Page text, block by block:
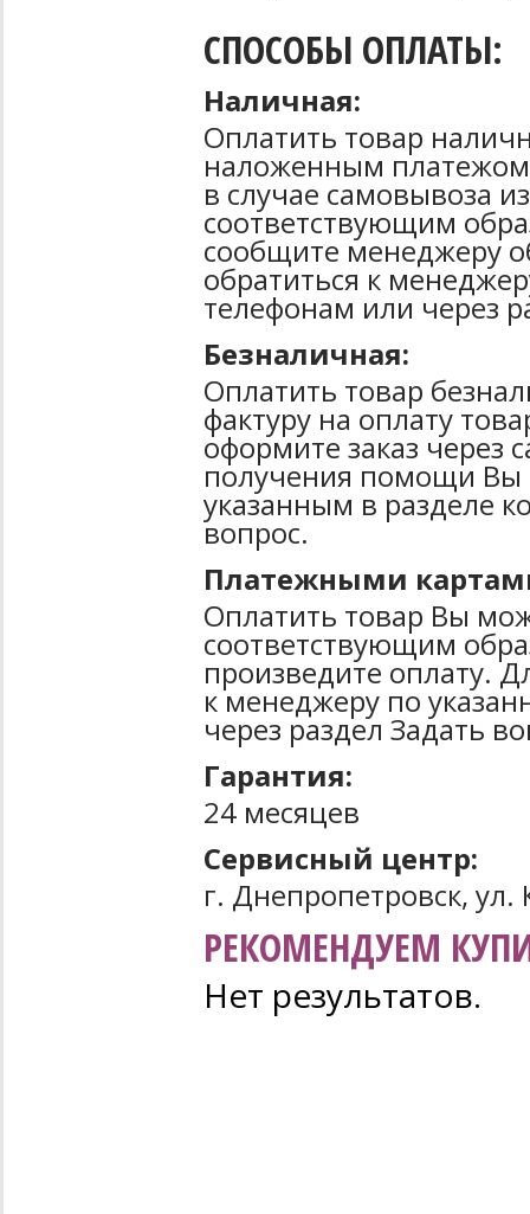
СПОСОБЫ ОПЛАТЫ:
Наличная:
Оплатить товар
наложенным
в случае самовывоза
соответствующим
сообщите менеджеру
обратиться к
телефонам или через
Безналичная:
Оплатить товар
фактуру на оплату
оформите заказ через
получения помощи Вы
указанным в разделе
вопрос.
Платежными
Оплатить товар Вы
соответствующим
произведите оплату.
к менеджеру по
через раздел Задать
Гарантия:
24 месяцев
Сервисный центр:
г. Днепропетровск,
РЕКОМЕНДУЕМ
Нет результатов.